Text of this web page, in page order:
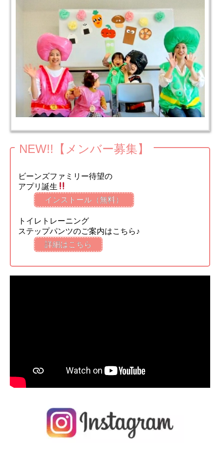
NEW!!【メンバー募集】
ビーンズファミリー待望の
アプリ誕生
インストール（無料）
トイレトレーニング
ステップパンツのご案内はこちら♪
詳細はこちら